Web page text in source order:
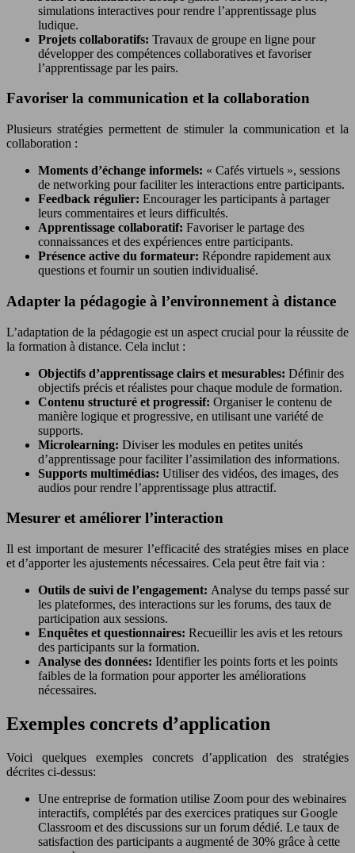
simulations interactives pour rendre l’apprentissage plus
ludique.
Projets collaboratifs: Travaux de groupe en ligne pour
développer des compétences collaboratives et favoriser
l’apprentissage par les pairs.
Favoriser la communication et la collaboration
Plusieurs stratégies permettent de stimuler la communication et la
collaboration :
Moments d’échange informels: « Cafés virtuels », sessions
de networking pour faciliter les interactions entre participants.
Feedback régulier: Encourager les participants à partager
leurs commentaires et leurs difficultés.
Apprentissage collaboratif: Favoriser le partage des
connaissances et des expériences entre participants.
Présence active du formateur: Répondre rapidement aux
questions et fournir un soutien individualisé.
Adapter la pédagogie à l’environnement à distance
L’adaptation de la pédagogie est un aspect crucial pour la réussite de
la formation à distance. Cela inclut :
Objectifs d’apprentissage clairs et mesurables: Définir des
objectifs précis et réalistes pour chaque module de formation.
Contenu structuré et progressif: Organiser le contenu de
manière logique et progressive, en utilisant une variété de
supports.
Microlearning: Diviser les modules en petites unités
d’apprentissage pour faciliter l’assimilation des informations.
Supports multimédias: Utiliser des vidéos, des images, des
audios pour rendre l’apprentissage plus attractif.
Mesurer et améliorer l’interaction
Il est important de mesurer l’efficacité des stratégies mises en place
et d’apporter les ajustements nécessaires. Cela peut être fait via :
Outils de suivi de l’engagement: Analyse du temps passé sur
les plateformes, des interactions sur les forums, des taux de
participation aux sessions.
Enquêtes et questionnaires: Recueillir les avis et les retours
des participants sur la formation.
Analyse des données: Identifier les points forts et les points
faibles de la formation pour apporter les améliorations
nécessaires.
Exemples concrets d’application
Voici quelques exemples concrets d’application des stratégies
décrites ci-dessus:
Une entreprise de formation utilise Zoom pour des webinaires
interactifs, complétés par des exercices pratiques sur Google
Classroom et des discussions sur un forum dédié. Le taux de
satisfaction des participants a augmenté de 30% grâce à cette